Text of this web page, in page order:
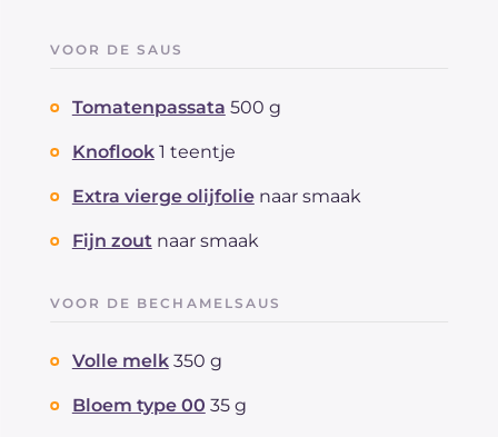
VOOR DE SAUS
Tomatenpassata 500 g
Knoflook 1 teentje
Extra vierge olijfolie naar smaak
Fijn zout naar smaak
VOOR DE BECHAMELSAUS
Volle melk 350 g
Bloem type 00 35 g